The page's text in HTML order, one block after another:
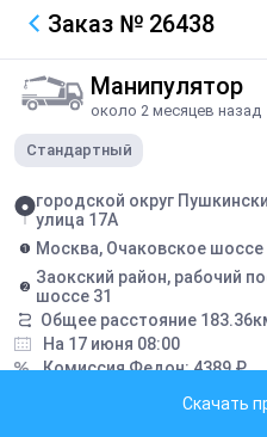
Заказ № 26438
Манипулятор
около 2 месяцев назад
Стандартный
городской округ
улица 17А
Москва, Очаковское шоссе
Заокский район, рабочий
шоссе 31
Общее расстояние 183.36
На 17 июня 08:00
Комиссия Федон:4389₽
Скачать